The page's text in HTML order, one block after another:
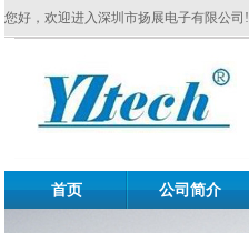
您好，欢迎进入深圳市扬展电子有限公司!
首页 公司简介